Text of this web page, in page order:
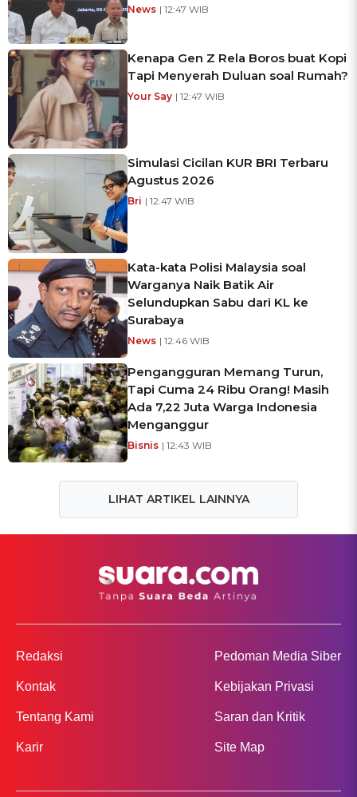
News | 12:47 WIB
Kenapa Gen Z Rela Boros buat Kopi
Tapi Menyerah Duluan soal Rumah?
Your Say | 12:47 WIB
Simulasi Cicilan KUR BRI Terbaru
Agustus 2026
Bri | 12:47 WIB
Kata-kata Polisi Malaysia soal
Warganya Naik Batik Air
Selundupkan Sabu dari KL ke
Surabaya
News | 12:46 WIB
Pengangguran Memang Turun,
Tapi Cuma 24 Ribu Orang! Masih
Ada 7,22 Juta Warga Indonesia
Menganggur
Bisnis | 12:43 WIB
LIHAT ARTIKEL LAINNYA
Redaksi
Kontak
Tentang Kami
Karir
Pedoman Media Siber
Kebijakan Privasi
Saran dan Kritik
Site Map